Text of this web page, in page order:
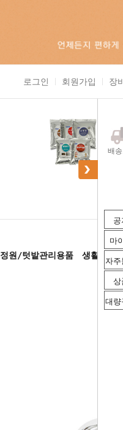
배송
마
자주
상
대량
로그인 회원가입 장
정원/텃밭관리용품 생활용품